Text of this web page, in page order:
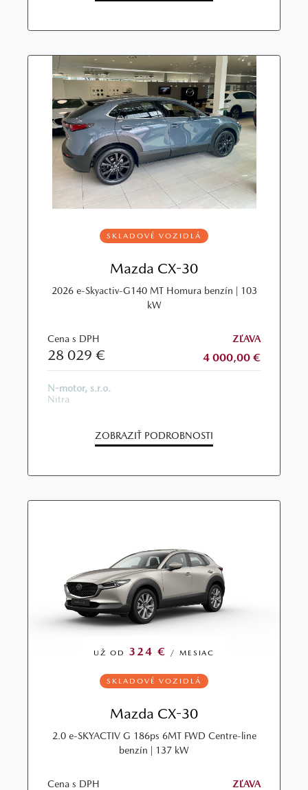
SKLADOVÉ VOZIDLÁ
Mazda CX-30
2026 e-Skyactiv-G140 MT Homura benzín | 103
kW
Cena s DPH
28 029 €
ZĽAVA
4 000,00 €
N-motor, s.r.o.
Nitra
ZOBRAZIŤ PODROBNOSTI
UŽ OD 324 € / MESIAC
SKLADOVÉ VOZIDLÁ
Mazda CX-30
2.0 e‑SKYACTIV G 186ps 6MT FWD Centre-line
benzín | 137 kW
Cena s DPH ZĽAVA